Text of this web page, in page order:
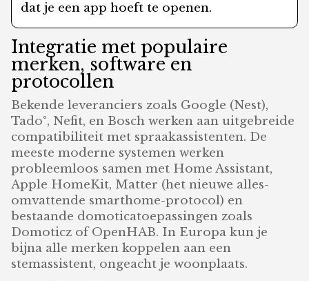
dat je een app hoeft te openen.
Integratie met populaire
merken, software en
protocollen
Bekende leveranciers zoals Google (Nest),
Tado°, Nefit, en Bosch werken aan uitgebreide
compatibiliteit met spraakassistenten. De
meeste moderne systemen werken
probleemloos samen met Home Assistant,
Apple HomeKit, Matter (het nieuwe alles-
omvattende smarthome-protocol) en
bestaande domoticatoepassingen zoals
Domoticz of OpenHAB. In Europa kun je
bijna alle merken koppelen aan een
stemassistent, ongeacht je woonplaats.